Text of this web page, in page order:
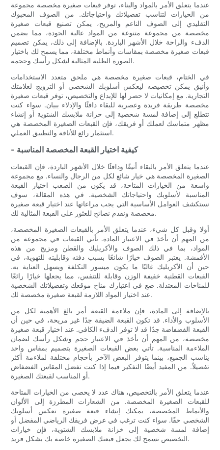
عندما يتعلق الأمر بالمواد والبناء، توفر قبعات صغيرة مخصصة مجموعة
من الخيارات لتناسب تفضيلاتك واحتياجاتك. من الصوف المحبوك
التقليدي إلى الصوف الناعم والمريح، يمكن تصنيع قبعات صغيرة
مخصصة من مجموعة متنوعة من المواد عالية الجودة، مما يضمن
الدفء والراحة خلال الأشهر الباردة. بالإضافة إلى ذلك، يمكن تصميم
قبعات صغيرة مخصصة بمقاسات وأنماط مختلفة، مما يسمح لك باختيار
الصورة الظلية المثالية لشكل رأسك وحجمه.
في الختام، قبعات صغيرة مخصصة هي ملحق متعدد الاستخدامات
وأنيق يمكن تخصيصه ليعكس أسلوبك الشخصي أو الترويج لعلامتك
التجارية. مع إمكانيات لا حصر لها للإبداع والتخصيص، توفر قبعات صغيرة
مخصصة طريقة فريدة وعصرية للبقاء دافئًا والإدلاء ببيان. سواء كنت
تتطلع إلى إضافة لمسة شخصية إلى خزانة ملابسك الشتوية أو إنشاء
مظهر متماسك لعملك أو فريقك، فإن القبعات الصغيرة المخصصة هي
استثمار رائع للأناقة والتطبيق العملي.
- كيفية اختيار القبعة المخصصة المناسبة
عندما يتعلق الأمر بالبقاء أنيقًا ودافئًا خلال الأشهر الباردة، فإن القبعات
الصغيرة المخصصة هي خيار شائع لكل من الرجال والنساء. مع مجموعة
واسعة من الخيارات المتاحة، قد يكون من الصعب اختيار القبعة
المناسبة لأسلوبك واحتياجاتك الشخصية. في هذه المقالة، سوف
نستكشف العوامل الأساسية التي يجب مراعاتها عند اختيار قبعة صغيرة
مخصصة ونقدم نصائح للعثور على القبعة المثالية لك.
أولا وقبل كل شيء، عندما يتعلق الأمر بالقبعات الصغيرة المخصصة،
من المهم أن تأخذ في الاعتبار المادة. تأتي القبعات في مجموعة من
المواد، بما في ذلك الصوف والأكريليك والقطن ومزيج من هذه
الأقمشة. يعتبر الصوف خيارًا شائعًا بسبب دفئه وقابليته للتهوية، في
حين أن الأكريليك غالبًا ما يكون ميسور التكلفة ويسهل العناية به.
القبعات القطنية خفيفة الوزن وقابلة للتنفس، مما يجعلها خيارًا رائعًا
للمناخات المعتدلة. ضع في اعتبارك مناخ موقعك وتفضيلاتك الشخصية
عند اختيار المواد اللازمة لقبعة صغيرة مخصصة لك.
بالإضافة إلى المادة، فإن ملاءمة القبعة أمر بالغ الأهمية لكل من
الأسلوب والأداء. قد تكون القبعة الضيقة جدًا غير مريحة، في حين أن
القبعة الفضفاضة جدًا قد لا توفر الدفء الكافي. عند اختيار قبعة صغيرة
مخصصة، من المهم أن تأخذ في الاعتبار حجم وشكل رأسك لضمان
الملاءمة المناسبة. تأتي بعض القبعات الصغيرة بتصميم بمقاس واحد
يناسب الجميع، بينما يتوفر البعض الآخر بأحجام مختلفة لملاءمة أكثر
تفصيلاً. من المفيد أيضًا التفكير فيما إذا كنت تفضل المقاس الفضفاض
أو المناسب لقبعتك الصغيرة.
عندما يتعلق الأمر بالتخصيص، هناك عدد لا يحصى من الخيارات المتاحة
للقبعات الصغيرة المخصصة. من الشعارات المطرزة إلى الألوان
والأنماط المخصصة، يمكنك إنشاء قبعة صغيرة تعكس أسلوبك
الشخصي حقًا. سواء كنت ترغب في عرض فريقك الرياضي المفضل أو
إضافة لمسة شخصية إلى خزانة ملابسك الشتوية، فإن خيارات
التخصيص تسمح لك بجعل قبعتك الصغيرة خاصة بك بشكل فريد.